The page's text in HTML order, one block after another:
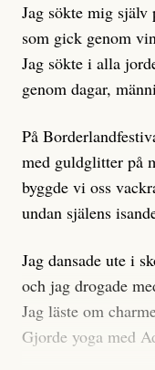
Jag sökte mig själv
som gick genom
Jag sökte i alla
genom dagar,
På
med guldglitter på
byggde vi oss
undan själens
Jag dansade ute i
och jag drogade
Jag läste om
Gjorde yoga med